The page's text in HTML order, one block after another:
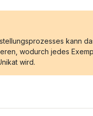
kann
wodurch jedes
wird.